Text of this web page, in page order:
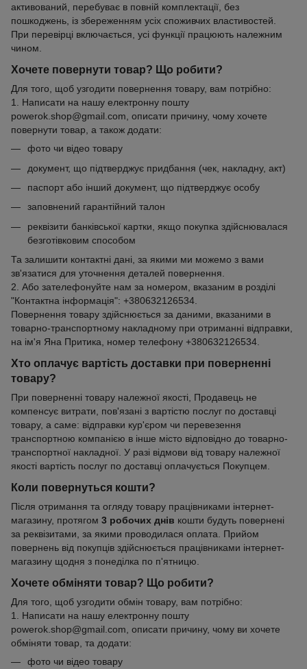
активований, перебуває в повній комплектації, без
пошкоджень, із збереженням усіх споживчих властивостей.
При перевірці включається, усі функції працюють належним
чином.
Хочете повернути товар? Що робити?
Для того, щоб узгодити повернення товару, вам потрібно:
1. Написати на нашу електронну пошту
powerok.shop@gmail.com, описати причину, чому хочете
повернути товар, а також додати:
фото чи відео товару
документ, що підтверджує придбання (чек, накладну, акт)
паспорт або інший документ, що підтверджує особу
заповнений гарантійний талон
реквізити банківської картки, якщо покупка здійснювалася
безготівковим способом
Та залишити контактні дані, за якими ми можемо з вами
зв'язатися для уточнення деталей повернення.
2. Або зателефонуйте нам за номером, вказаним в розділі
"Контактна інформація": +380632126534.
Повернення товару здійснюється за даними, вказаними в
товарно-транспортному накладному при отриманні відправки,
на ім'я Яна Притика, номер телефону +380632126534.
Хто оплачує вартість доставки при поверненні
товару?
При поверненні товару належної якості, Продавець не
компенсує витрати, пов'язані з вартістю послуг по доставці
товару, а саме: відправки кур'єром чи перевезення
транспортною компанією в інше місто відповідно до товарно-
транспортної накладної. У разі відмови від товару належної
якості вартість послуг по доставці оплачується Покупцем.
Коли повернуться кошти?
Після отримання та огляду товару працівниками інтернет-
магазину, протягом 3 робочих днів кошти будуть повернені
за реквізитами, за якими проводилася оплата. Прийом
повернень від покупців здійснюється працівниками інтернет-
магазину щодня з понеділка по п'ятницю.
Хочете обміняти товар? Що робити?
Для того, щоб узгодити обмін товару, вам потрібно:
1. Написати на нашу електронну пошту
powerok.shop@gmail.com, описати причину, чому ви хочете
обміняти товар, та додати:
фото чи відео товару